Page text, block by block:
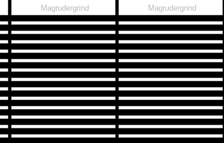
Magrudergrind
Magrudergrind